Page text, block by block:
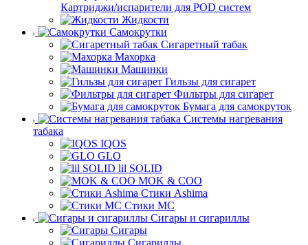
Картриджи/испарители для POD систем
Жидкости
Самокрутки
Сигаретный табак
Махорка
Машинки
Гильзы для сигарет
Фильтры для сигарет
Бумага для самокруток
Системы нагревания
табака
IQOS
GLO
lil SOLID
MOK & COO
Стики Ashima
Стики MC
Сигары и сигариллы
Сигары
Сигариллы